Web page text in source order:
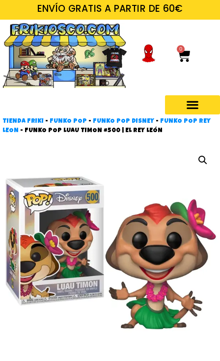
ENVÍO GRATIS A PARTIR DE 60€
0
TIENDA FRIKI - FUNKO POP - FUNKO POP DISNEY - FUNKO POP REY
LEON - FUNKO POP LUAU TIMON #500 | EL REY LEÓN